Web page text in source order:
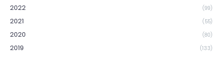
2022 (99)
2021 (55)
2020 (80)
2019 (133)